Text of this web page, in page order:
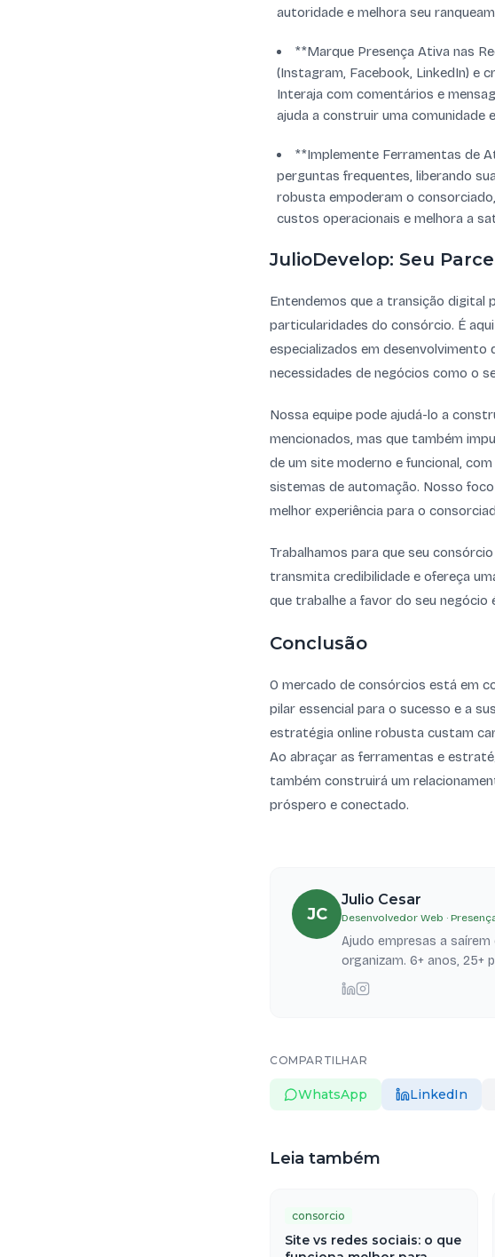
autoridade e melhora seu
**Marque Presença Ativa nas
(Instagram, Facebook, LinkedIn) e
Interaja com comentários e
ajuda a construir uma comunidade
**Implemente Ferramentas de
perguntas frequentes, liberando
robusta empoderam o
custos operacionais e melhora a
JulioDevelop: Seu
Entendemos que a transição digital
particularidades do consórcio. É
especializados em
necessidades de negócios como o
Nossa equipe pode ajudá-lo a
mencionados, mas que também
de um site moderno e funcional,
sistemas de automação. Nosso
melhor experiência para o
Trabalhamos para que seu
transmita credibilidade e ofereça
que trabalhe a favor do seu negócio
Conclusão
O mercado de consórcios está em
pilar essencial para o sucesso e a
estratégia online robusta custam
Ao abraçar as ferramentas e
também construirá um
próspero e conectado.
JC
Julio Cesar
Desenvolvedor Web ·
Ajudo empresas a
organizam. 6+ anos, 25+
COMPARTILHAR
WhatsApp LinkedIn
Leia também
consorcio
Site vs redes sociais: o que